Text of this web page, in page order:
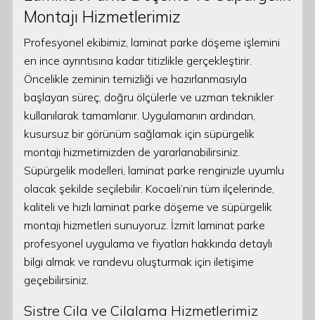
Montajı Hizmetlerimiz
Profesyonel ekibimiz, laminat parke döşeme işlemini
en ince ayrıntısına kadar titizlikle gerçekleştirir.
Öncelikle zeminin temizliği ve hazırlanmasıyla
başlayan süreç, doğru ölçülerle ve uzman teknikler
kullanılarak tamamlanır. Uygulamanın ardından,
kusursuz bir görünüm sağlamak için süpürgelik
montajı hizmetimizden de yararlanabilirsiniz.
Süpürgelik modelleri, laminat parke renginizle uyumlu
olacak şekilde seçilebilir. Kocaeli’nin tüm ilçelerinde,
kaliteli ve hızlı laminat parke döşeme ve süpürgelik
montajı hizmetleri sunuyoruz. İzmit laminat parke
profesyonel uygulama ve fiyatları hakkında detaylı
bilgi almak ve randevu oluşturmak için iletişime
geçebilirsiniz.
Sistre Cila ve Cilalama Hizmetlerimiz